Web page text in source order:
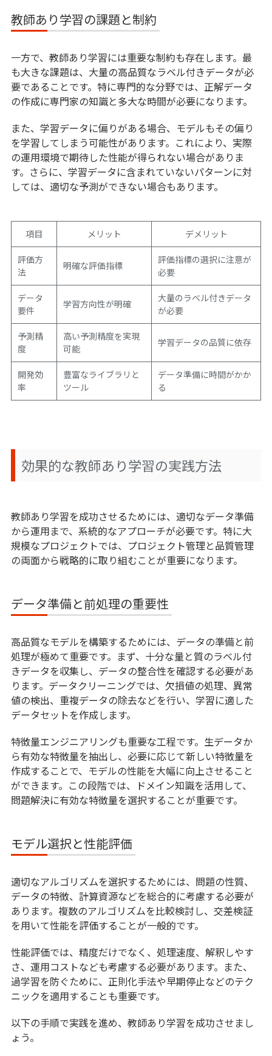
教師あり学習の課題と制約
一方で、教師あり学習には重要な制約も存在します。最
も大きな課題は、大量の高品質なラベル付きデータが必
要であることです。特に専門的な分野では、正解データ
の作成に専門家の知識と多大な時間が必要になります。
また、学習データに偏りがある場合、モデルもその偏り
を学習してしまう可能性があります。これにより、実際
の運用環境で期待した性能が得られない場合がありま
す。さらに、学習データに含まれていないパターンに対
しては、適切な予測ができない場合もあります。
項目 メリット デメリット
評価方
法
明確な評価指標
評価指標の選択に注意が
必要
データ
要件
学習方向性が明確
大量のラベル付きデータ
が必要
予測精
度
高い予測精度を実現
可能
学習データの品質に依存
開発効
率
豊富なライブラリと
ツール
データ準備に時間がかか
る
効果的な教師あり学習の実践方法
教師あり学習を成功させるためには、適切なデータ準備
から運用まで、系統的なアプローチが必要です。特に大
規模なプロジェクトでは、プロジェクト管理と品質管理
の両面から戦略的に取り組むことが重要になります。
データ準備と前処理の重要性
高品質なモデルを構築するためには、データの準備と前
処理が極めて重要です。まず、十分な量と質のラベル付
きデータを収集し、データの整合性を確認する必要があ
ります。データクリーニングでは、欠損値の処理、異常
値の検出、重複データの除去などを行い、学習に適した
データセットを作成します。
特徴量エンジニアリングも重要な工程です。生データか
ら有効な特徴量を抽出し、必要に応じて新しい特徴量を
作成することで、モデルの性能を大幅に向上させること
ができます。この段階では、ドメイン知識を活用して、
問題解決に有効な特徴量を選択することが重要です。
モデル選択と性能評価
適切なアルゴリズムを選択するためには、問題の性質、
データの特徴、計算資源などを総合的に考慮する必要が
あります。複数のアルゴリズムを比較検討し、交差検証
を用いて性能を評価することが一般的です。
性能評価では、精度だけでなく、処理速度、解釈しやす
さ、運用コストなども考慮する必要があります。また、
過学習を防ぐために、正則化手法や早期停止などのテク
ニックを適用することも重要です。
以下の手順で実践を進め、教師あり学習を成功させまし
ょう。